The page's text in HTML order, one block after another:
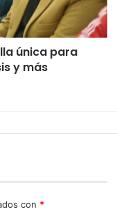
única para
y más
con *